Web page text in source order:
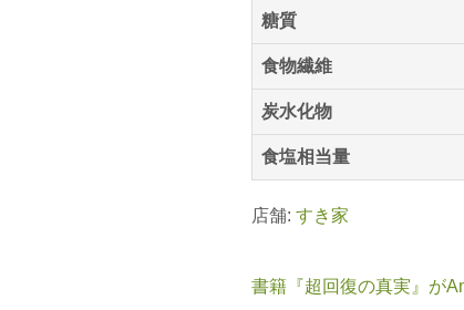
糖質
食物繊維
炭水化物
食塩相当量
店舗: すき家
書籍『超回復の真実』が